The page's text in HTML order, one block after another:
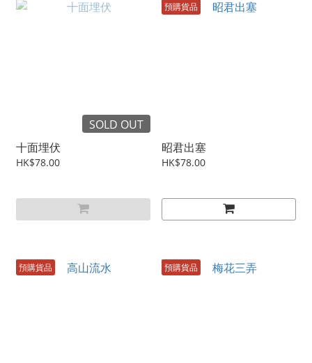
SOLD OUT
十面埋伏
HK$78.00
預購貨品
昭君出塞
HK$78.00
預購貨品 預購貨品